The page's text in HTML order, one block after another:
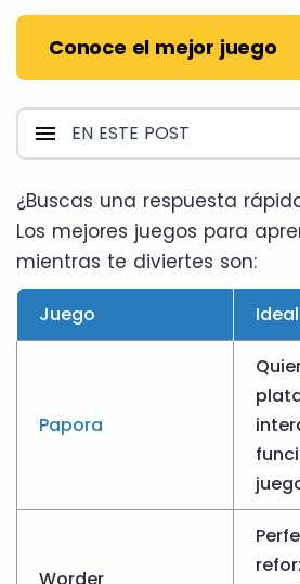
Conoce el mejor juego
EN ESTE POST
¿Buscas una respuesta
Los mejores juegos para
mientras te diviertes son:
Juego
Papora